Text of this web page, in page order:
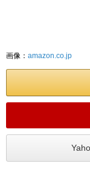
画像： amazon.co.jp